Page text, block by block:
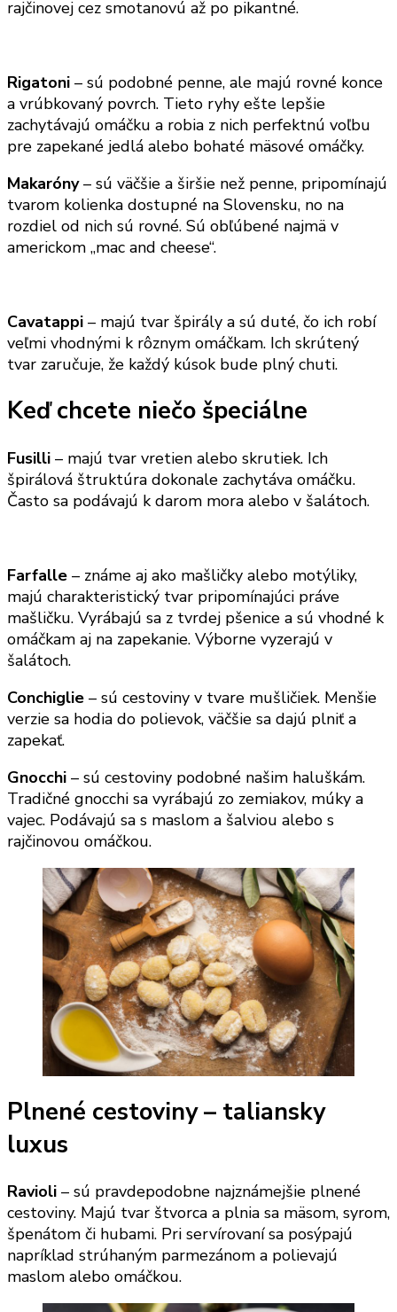
rajčinovej cez smotanovú až po pikantné.
Rigatoni – sú podobné penne, ale majú rovné konce
a vrúbkovaný povrch. Tieto ryhy ešte lepšie
zachytávajú omáčku a robia z nich perfektnú voľbu
pre zapekané jedlá alebo bohaté mäsové omáčky.
Makaróny– sú väčšie a širšie než penne, pripomínajú
tvarom kolienka dostupné na Slovensku, no na
rozdiel od nich sú rovné. Sú obľúbené najmä v
americkom „mac and cheese“.
Cavatappi – majú tvar špirály a sú duté, čo ich robí
veľmi vhodnými k rôznym omáčkam. Ich skrútený
tvar zaručuje, že každý kúsok bude plný chuti.
Keď chcete niečo špeciálne
Fusilli – majú tvar vretien alebo skrutiek. Ich
špirálová štruktúra dokonale zachytáva omáčku.
Často sa podávajú k darom mora alebo v šalátoch.
Farfalle – známe aj ako mašličky alebo motýliky,
majú charakteristický tvar pripomínajúci práve
mašličku. Vyrábajú sa z tvrdej pšenice a sú vhodné k
omáčkam aj na zapekanie. Výborne vyzerajú v
šalátoch.
Conchiglie – sú cestoviny v tvare mušličiek. Menšie
verzie sa hodia do polievok, väčšie sa dajú plniť a
zapekať.
Gnocchi – sú cestoviny podobné našim haluškám.
Tradičné gnocchi sa vyrábajú zo zemiakov, múky a
vajec. Podávajú sa s maslom a šalviou alebo s
rajčinovou omáčkou.
Plnené cestoviny – taliansky
luxus
Ravioli – sú pravdepodobne najznámejšie plnené
cestoviny. Majú tvar štvorca a plnia sa mäsom, syrom,
špenátom či hubami. Pri servírovaní sa posýpajú
napríklad strúhaným parmezánom a polievajú
maslom alebo omáčkou.